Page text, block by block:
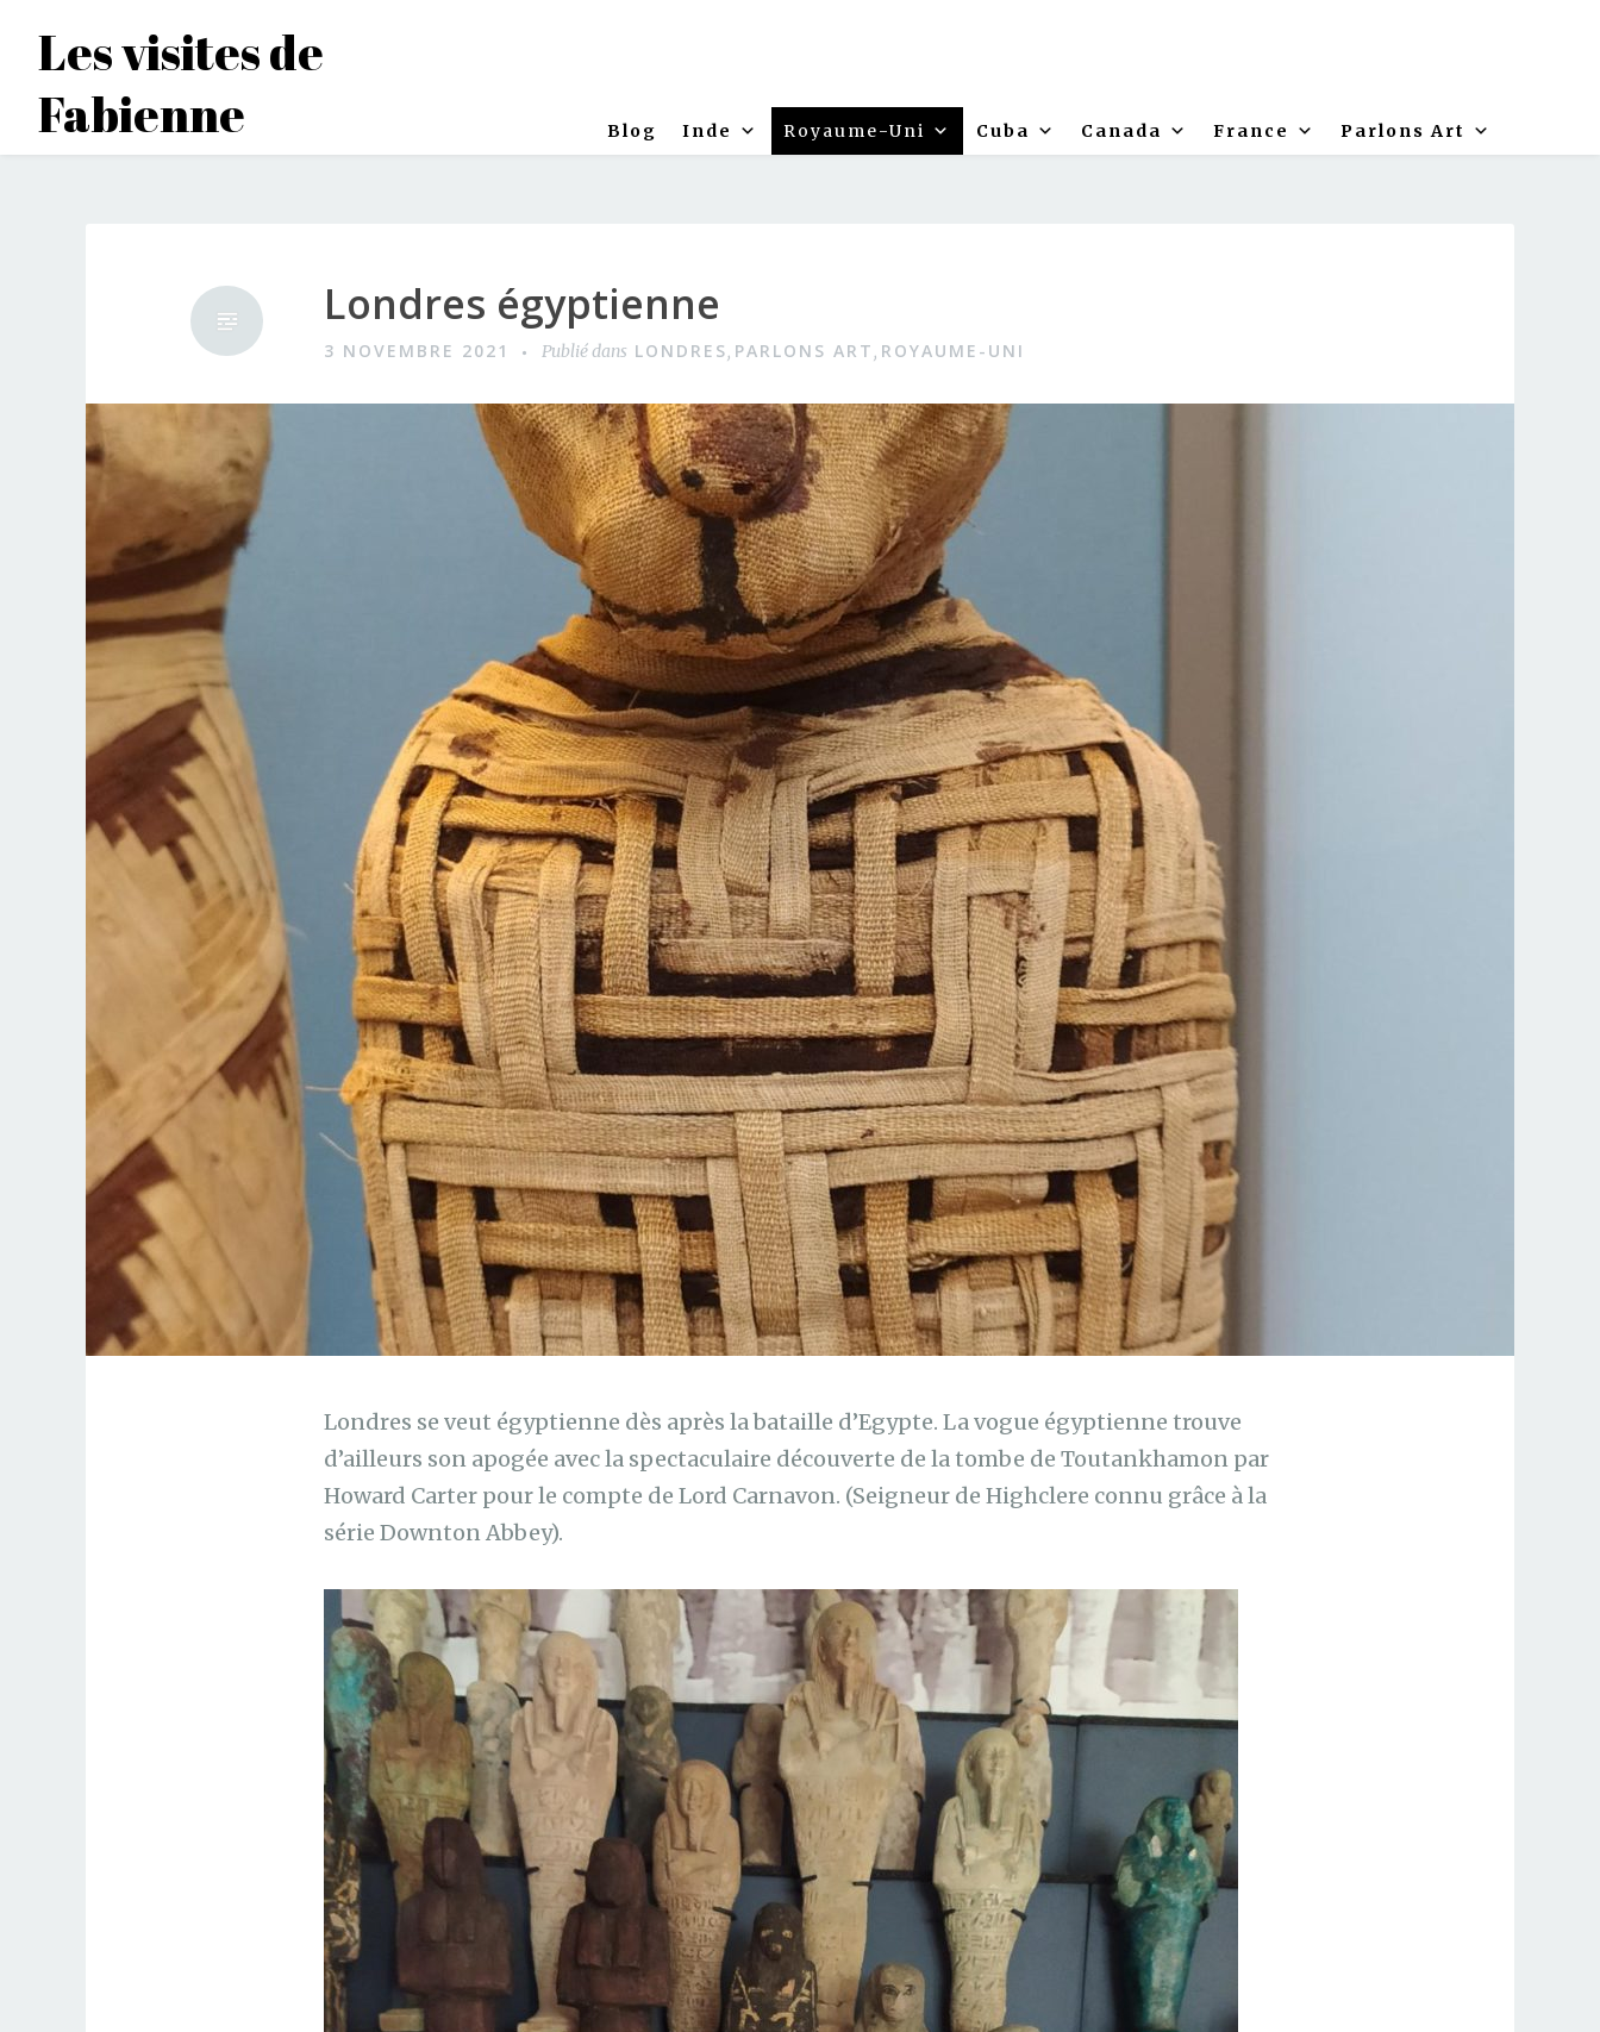
contenu
principal
Les visites de
Fabienne
Blog Inde Royaume-Uni Cuba Canada France Parlons Art
Londres égyptienne
3 NOVEMBRE 2021 Publié dans LONDRES, PARLONS ART, ROYAUME-UNI
Londres se veut égyptienne dès après la bataille d’Egypte. La vogue égyptienne trouve
d’ailleurs son apogée avec la spectaculaire découverte de la tombe de Toutankhamon par
Howard Carter pour le compte de Lord Carnavon. (Seigneur de Highclere connu grâce à la
série Downton Abbey).